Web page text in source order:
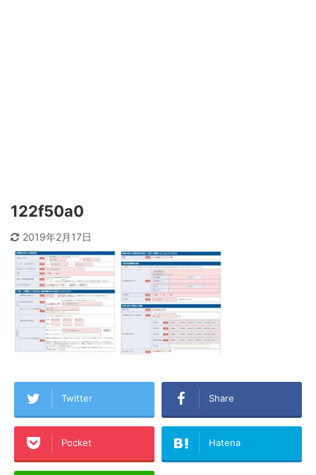
122f50a0
2019年2月17日
Twitter Share
Pocket Hatena